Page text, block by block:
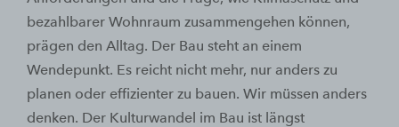
bezahlbarer Wohnraum zusammengehen können,
prägen den Alltag. Der Bau steht an einem
Wendepunkt. Es reicht nicht mehr, nur anders zu
planen oder effizienter zu bauen. Wir müssen anders
denken. Der Kulturwandel im Bau ist längst